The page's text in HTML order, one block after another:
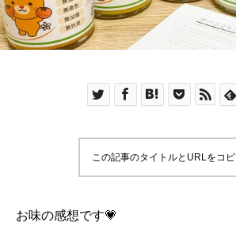
この記事のタイトルとURLをコ
お味の感想です💗